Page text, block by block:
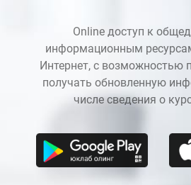
Online доступ к
информационным
Интернет, с возможностью
получать обновленную
числе сведения о